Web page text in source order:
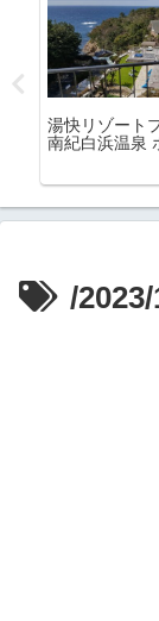
湯快リゾート
南紀白浜温泉
/